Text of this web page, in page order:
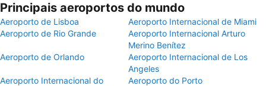
Principais aeroportos do mundo
Aeroporto de Lisboa
Aeroporto Internacional de Miami
Aeroporto de Rio Grande
Aeroporto Internacional Arturo
Merino Benítez
Aeroporto de Orlando
Aeroporto Internacional de Los
Angeles
Aeroporto Internacional do
Aeroporto do Porto